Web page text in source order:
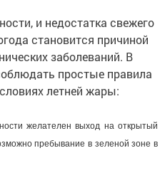
и недостатка свежего
становится причиной
заболеваний. В
простые правила
летней жары:
желателен выход на открытый
пребывание в зеленой зоне в